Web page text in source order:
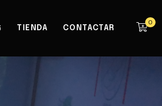
TIENDA CONTACTAR
0